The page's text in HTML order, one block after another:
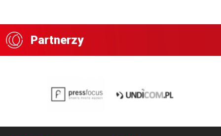
Partnerzy